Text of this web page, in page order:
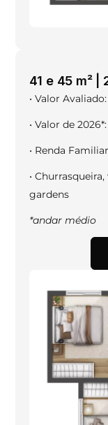
41 e 45 m² |
• Valor
• Valor de
• Renda
•
gardens
*andar médio